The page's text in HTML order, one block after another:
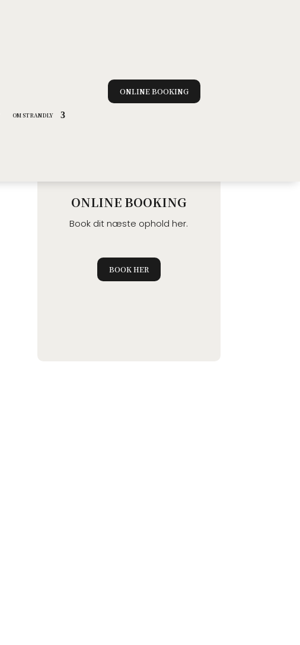
OM STRANDLY
ONLINE BOOKING
ONLINE BOOKING
Book dit næste opholdher.
BOOK HER